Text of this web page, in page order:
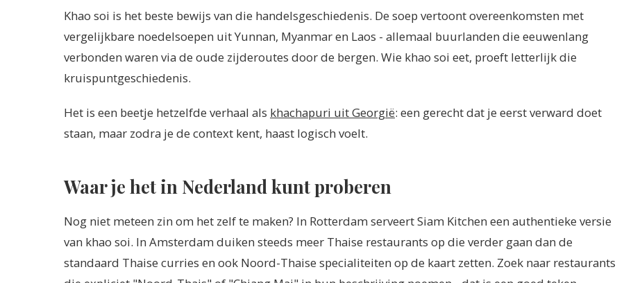
Khao soi is het beste bewijs van die handelsgeschiedenis. De soep vertoont overeenkomsten met
vergelijkbare noedelsoepen uit Yunnan, Myanmar en Laos - allemaal buurlanden die eeuwenlang
verbonden waren via de oude zijderoutes door de bergen. Wie khao soi eet, proeft letterlijk die
kruispuntgeschiedenis.
Het is een beetje hetzelfde verhaal als khachapuri uit Georgië: een gerecht dat je eerst verward doet
staan, maar zodra je de context kent, haast logisch voelt.
Waar je het in Nederland kunt proberen
Nog niet meteen zin om het zelf te maken? In Rotterdam serveert Siam Kitchen een authentieke versie
van khao soi. In Amsterdam duiken steeds meer Thaise restaurants op die verder gaan dan de
standaard Thaise curries en ook Noord-Thaise specialiteiten op de kaart zetten. Zoek naar restaurants